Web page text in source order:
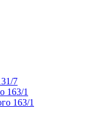
7
163/1
163/1